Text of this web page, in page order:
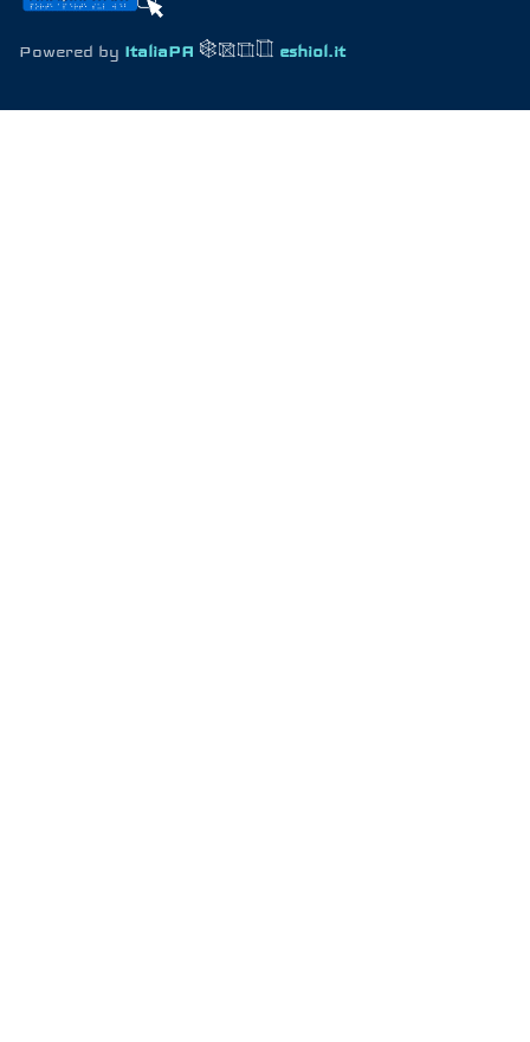
Powered by ItaliaPA eshiol.it